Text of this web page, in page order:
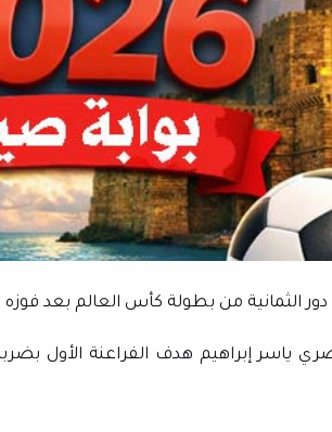
الثمانية من بطولة كأس العالم بعد فوزه على مصر 3- 2